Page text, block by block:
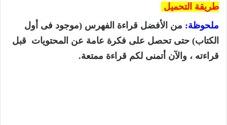
طريقة التحميل
ملحوظة: من الأفضل قراءة الفهرس (موجود فى أول
الكتاب) حتى تحصل على فكرة عامة عن المحتويات قبل
قراءته ، والآن أتمنى لكم قراءة ممتعة.